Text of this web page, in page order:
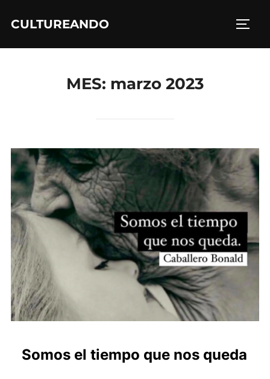
CULTUREANDO
MES: marzo 2023
Somos el tiempo que nos queda